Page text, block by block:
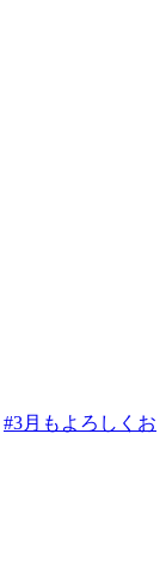
#3月もよろしくお